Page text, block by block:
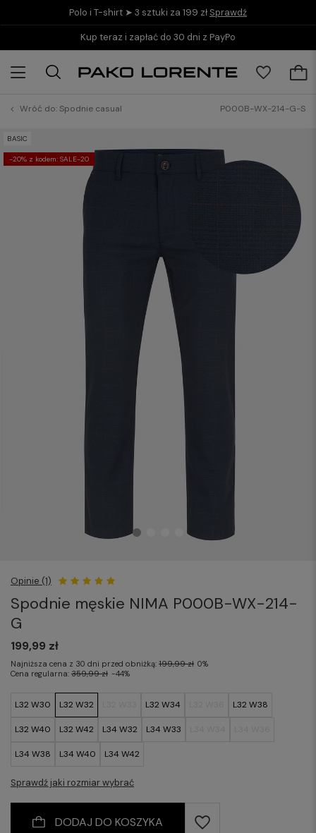
Polo i T-shirt ➤ 3 sztuki za 199 zł Sprawdź
Kup teraz i zapłać do 30 dni z PayPo
Wróć do:Spodnie casual P000B-WX-214-G-S
BASIC
-20% z kodem: SALE-20
Opinie (1)
Spodnie męskie NIMA P000B-WX-214-
G
L32 W30 L32 W32 L32 W34 L32 W38
L32 W40 L32 W42 L34 W32 L34 W33
L34 W38 L34 W40 L34 W42
Sprawdź jaki rozmiar wybrać
199,99 zł
Najniższa cena z 30 dni przed obniżką: 199,99 zł 0%
Cena regularna: 359,99 zł -44%
DODAJ DO KOSZYKA